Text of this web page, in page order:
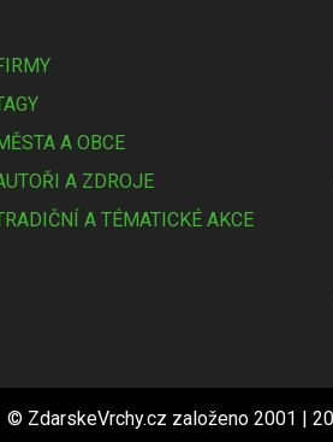
A OBCE
A ZDROJE
A TÉMATICKÉ AKCE
© ZdarskeVrchy.cz založeno 2001 |